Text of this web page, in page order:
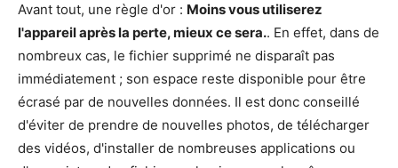
Avant tout, une règle d'or : Moins vous utiliserez
l'appareil après la perte, mieux ce sera.. En effet, dans de
nombreux cas, le fichier supprimé ne disparaît pas
immédiatement ; son espace reste disponible pour être
écrasé par de nouvelles données. Il est donc conseillé
d'éviter de prendre de nouvelles photos, de télécharger
des vidéos, d'installer de nombreuses applications ou